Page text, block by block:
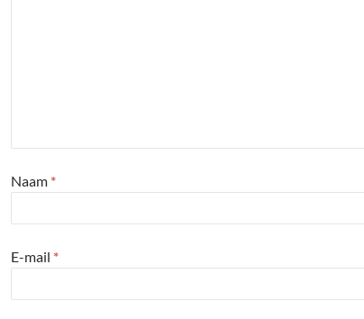
Naam *
E-mail *